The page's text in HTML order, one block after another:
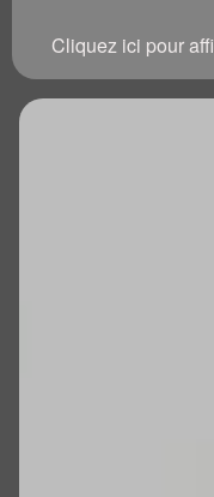
Cliquez ici pour